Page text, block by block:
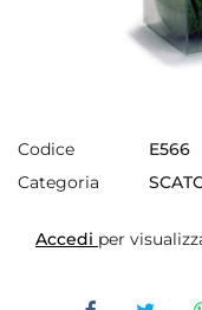
Codice
E566
Categoria
Accedi per